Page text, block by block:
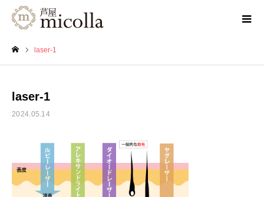
laser-1
laser-1
2024.05.14